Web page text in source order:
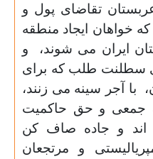
تقاضای پول و
خواهان ایجاد منطقه
ایران می شوند،
و
سطلنت طلب که برای
با آجر سینه می زنند،
جمعی و حق حاکمیت
اند و جاده صاف کن
و مرتجعان